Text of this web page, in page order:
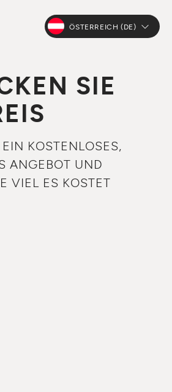
ÖSTERREICH (DE)
SIE
KOSTENLOSES,
ANGEBOT UND
VIEL ES KOSTET